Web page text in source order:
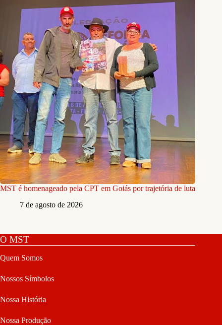
MST é homenageado pela CPT em Goiás por trajetória de luta
7 de agosto de 2026
O MST
Quem Somos
Nossos Símbolos
Nossa História
Nossa Produção